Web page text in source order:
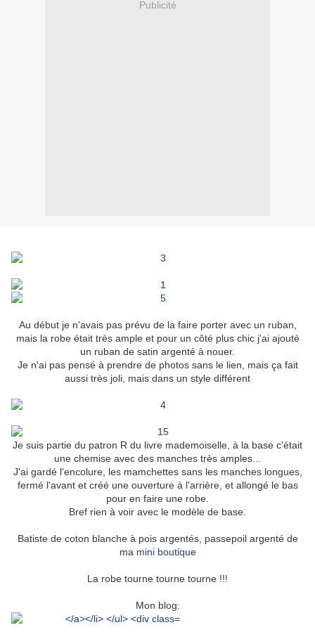
Publicité
Au début je n'avais pas prévu de la faire porter avec un ruban,
mais la robe était très ample et pour un côté plus chic j'ai ajouté
un ruban de satin argenté à nouer.
Je n'ai pas pensé à prendre de photos sans le lien, mais ça fait
aussi très joli, mais dans un style différent
Je suis partie du patron R du livre mademoiselle, à la base c'était
une chemise avec des manches très amples...
J'ai gardé l'encolure, les mamchettes sans les manches longues,
fermé l'avant et créé une ouverture à l'arrière, et allongé le bas
pour en faire une robe.
Bref rien à voir avec le modèle de base.
Batiste de coton blanche à pois argentés, passepoil argenté de
ma mini boutique
La robe tourne tourne tourne !!!
Mon blog: